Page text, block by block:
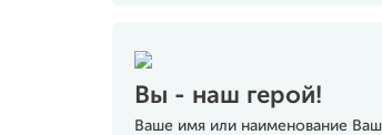
Вы - наш герой!
Ваше имя или наименование